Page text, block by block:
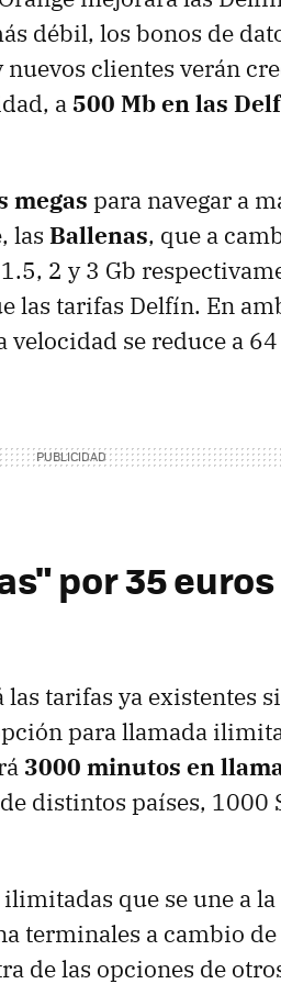
débil, los bonos de
nuevos clientes verán
a 500 Mb en las
megas para navegar a
las Ballenas, que a
2 y 3 Gb
las tarifas Delfín. En
se reduce a
por 35 euros
tarifas ya existentes
para llamada
3000 minutos en
distintos países, 1000
que se une a
terminales a cambio
de las opciones de